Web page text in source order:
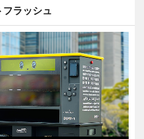
フラッシュ